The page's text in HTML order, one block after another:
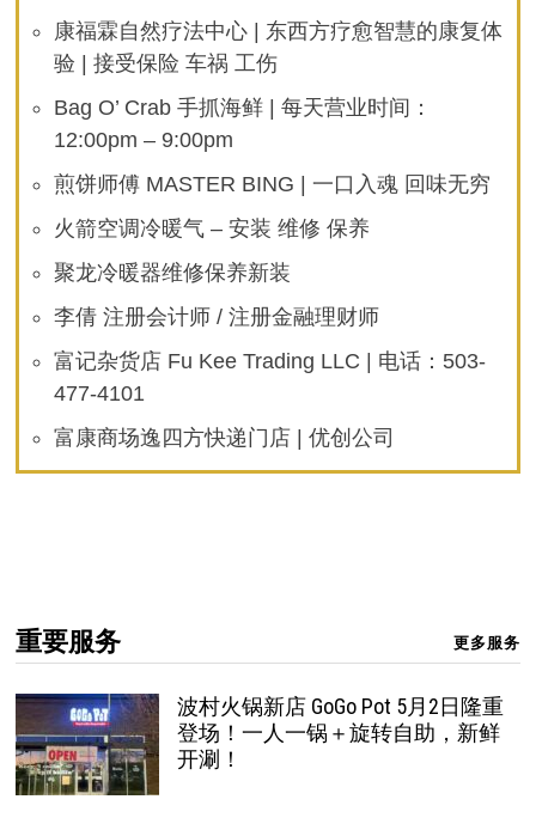
康福霖自然疗法中心 | 东西方疗愈智慧的康复体
验 | 接受保险 车祸 工伤
Bag O’ Crab 手抓海鲜 | 每天营业时间：
12:00pm – 9:00pm
煎饼师傅 MASTER BING | 一口入魂 回味无穷
火箭空调冷暖气 – 安装 维修 保养
聚龙冷暖器维修保养新装
李倩 注册会计师 / 注册金融理财师
富记杂货店 Fu Kee Trading LLC | 电话：503-
477-4101
富康商场逸四方快递门店 | 优创公司
重要服务 更多服务
波村火锅新店 GoGo Pot 5月2日隆重
登场！一人一锅＋旋转自助，新鲜
开涮！